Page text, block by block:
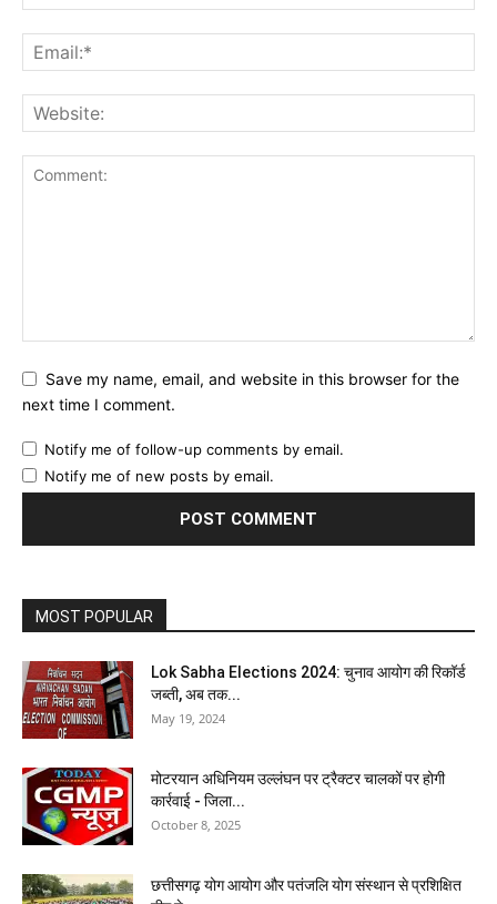
Save my name, email, and website in this browser for the
next time I comment.
Notify me of follow-up comments by email.
Notify me of new posts by email.
MOST POPULAR
Lok Sabha Elections 2024: चुनाव आयोग की रिकॉर्ड
जब्ती, अब तक...
May 19, 2024
मोटरयान अधिनियम उल्लंघन पर ट्रैक्टर चालकों पर होगी
कार्रवाई - जिला...
October 8, 2025
छत्तीसगढ़ योग आयोग और पतंजलि योग संस्थान से प्रशिक्षित